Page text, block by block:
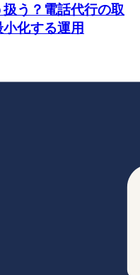
う？電話代行の取
化する運用